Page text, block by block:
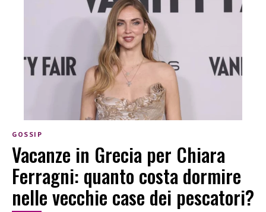
GOSSIP
Vacanze in Grecia per Chiara
Ferragni: quanto costa dormire
nelle vecchie case dei pescatori?